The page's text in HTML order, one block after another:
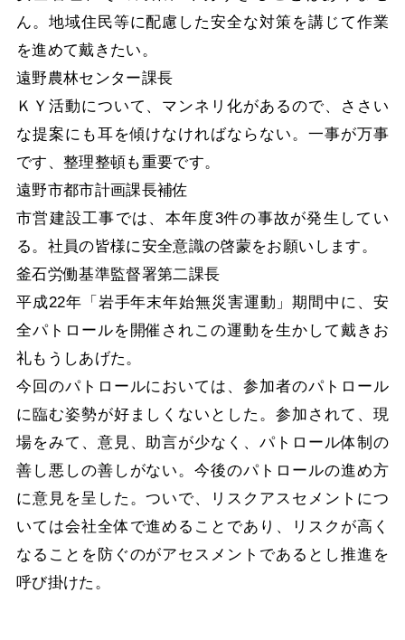
ん。地域住民等に配慮した安全な対策を講じて作業
を進めて戴きたい。
遠野農林センター課長
ＫＹ活動について、マンネリ化があるので、ささい
な提案にも耳を傾けなければならない。一事が万事
です、整理整頓も重要です。
遠野市都市計画課長補佐
市営建設工事では、本年度3件の事故が発生してい
る。社員の皆様に安全意識の啓蒙をお願いします。
釜石労働基準監督署第二課長
平成22年「岩手年末年始無災害運動」期間中に、安
全パトロールを開催されこの運動を生かして戴きお
礼もうしあげた。
今回のパトロールにおいては、参加者のパトロール
に臨む姿勢が好ましくないとした。参加されて、現
場をみて、意見、助言が少なく、パトロール体制の
善し悪しの善しがない。今後のパトロールの進め方
に意見を呈した。ついで、リスクアスセメントにつ
いては会社全体で進めることであり、リスクが高く
なることを防ぐのがアセスメントであるとし推進を
呼び掛けた。